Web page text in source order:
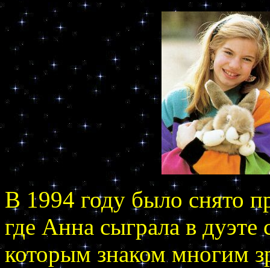
В 1994 году было снято
где Анна сыграла в
которым знаком многим